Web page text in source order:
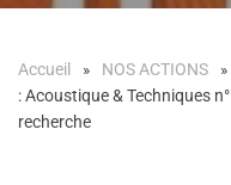
Accueil NOS ACTIONS
: Acoustique & Techniques
recherche